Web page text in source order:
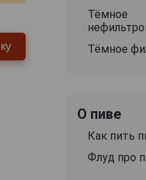
Тёмное
Тёмное
О пиве
Как пить
Флуд про